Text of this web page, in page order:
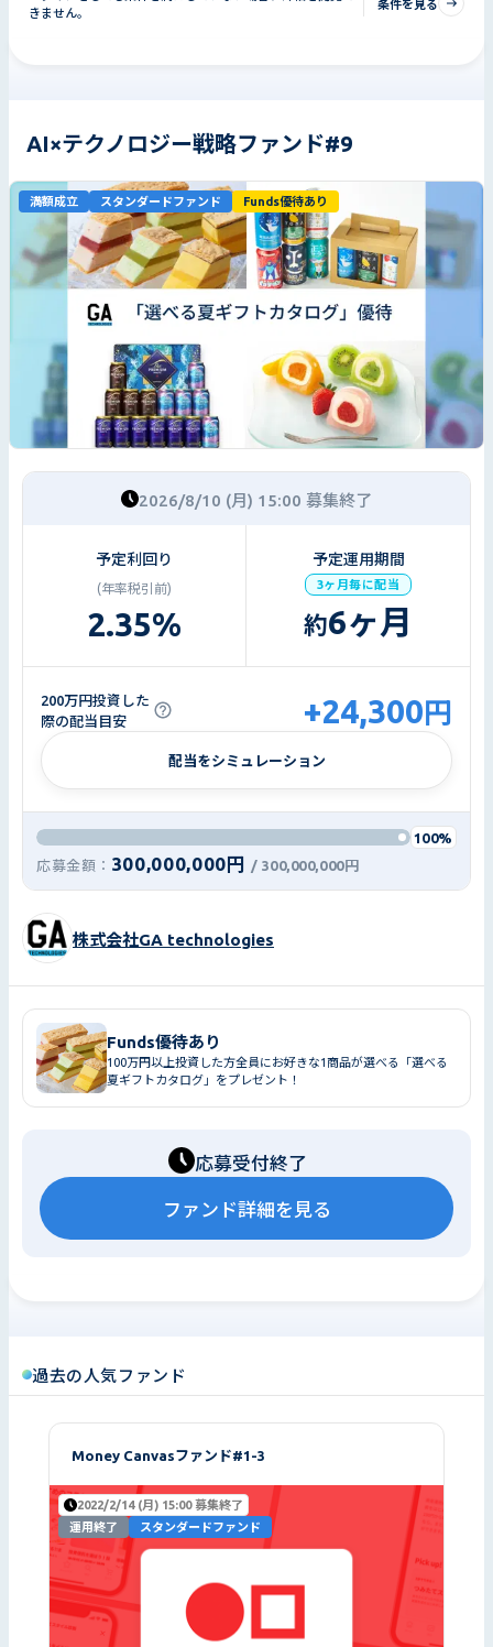
きません。
条件を見る
AI×テクノロジー戦略ファンド#9
満額成立 スタンダードファンド Funds優待あり
2026/8/10 (月) 15:00 募集終了
予定利回り
(年率税引前)
2.35%
予定運用期間
3ヶ月毎に配当
約6ヶ月
200万円投資した
際の配当目安
+24,300円
配当をシミュレーション
100%
応募金額： 300,000,000円 / 300,000,000円
株式会社GA technologies
Funds優待あり
100万円以上投資した方全員にお好きな1商品が選べる「選べる
夏ギフトカタログ」をプレゼント！
応募受付終了
ファンド詳細を見る
過去の人気ファンド
Money Canvasファンド#1-3
2022/2/14 (月) 15:00 募集終了
運用終了
スタンダードファンド